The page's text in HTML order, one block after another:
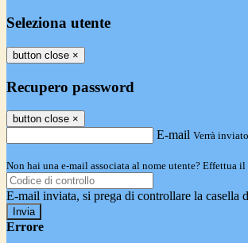
Seleziona utente
button close ×
Recupero password
button close ×
E-mail Verrà
Non hai una e-mail associata al nome utente? Effettua
E-mail inviata, si prega di controllare la casella
Errore